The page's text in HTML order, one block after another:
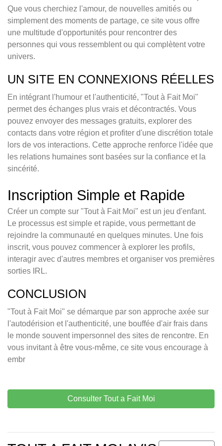
Que vous cherchiez l'amour, de nouvelles amitiés ou
simplement des moments de partage, ce site vous offre
une multitude d'opportunités pour rencontrer des
personnes qui vous ressemblent ou qui complètent votre
univers.
UN SITE EN CONNEXIONS RÉELLES
En intégrant l'humour et l'authenticité, "Tout à Fait Moi"
permet des échanges plus vrais et décontractés. Vous
pouvez envoyer des messages gratuits, explorer des
contacts dans votre région et profiter d'une discrétion totale
lors de vos interactions. Cette approche renforce l'idée que
les relations humaines sont basées sur la confiance et la
sincérité.
Inscription Simple et Rapide
Créer un compte sur "Tout à Fait Moi" est un jeu d'enfant.
Le processus est simple et rapide, vous permettant de
rejoindre la communauté en quelques minutes. Une fois
inscrit, vous pouvez commencer à explorer les profils,
interagir avec d'autres membres et organiser vos premières
sorties IRL.
CONCLUSION
"Tout à Fait Moi" se démarque par son approche axée sur
l'autodérision et l'authenticité, une bouffée d'air frais dans
le monde souvent impersonnel des sites de rencontre. En
vous invitant à être vous-même, ce site vous encourage à
embr
Consulter Tout a Fait Moi